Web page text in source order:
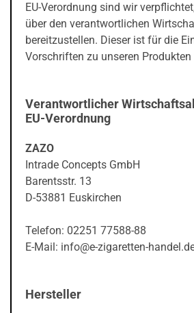
EU-Verordnung sind wir
über den verantwortlichen
bereitzustellen. Dieser ist für die
Vorschriften zu unseren
Verantwortlicher
EU-Verordnung
ZAZO
Intrade Concepts GmbH
Barentsstr. 13
D-53881 Euskirchen
Telefon: 02251 77588-88
E-Mail: info@e-zigaretten-
Hersteller